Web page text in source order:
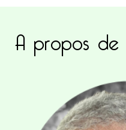
A propos de